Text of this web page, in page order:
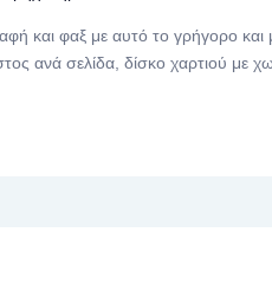
και φαξ με αυτό το γρήγορο και
ανά σελίδα, δίσκο χαρτιού με